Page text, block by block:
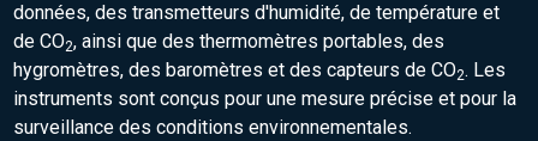
données, des transmetteurs d'humidité, de température et
de CO2, ainsi que des thermomètres portables, des
hygromètres, des baromètres et des capteurs de CO2. Les
instruments sont conçus pour une mesure précise et pour la
surveillance des conditions environnementales.